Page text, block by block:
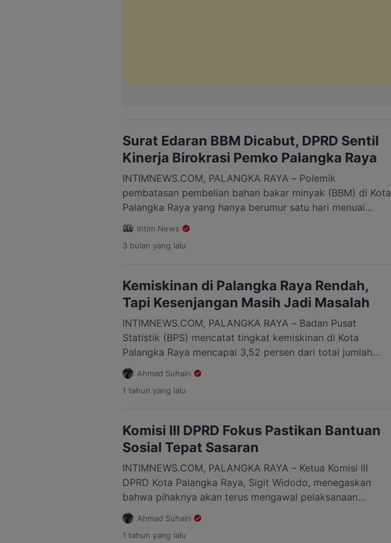
Surat Edaran BBM Dicabut, DPRD Sentil
Kinerja Birokrasi Pemko Palangka Raya
INTIMNEWS.COM, PALANGKA RAYA – Polemik
pembatasan pembelian bahan bakar minyak (BBM) di Kota
Palangka Raya yang hanya berumur satu hari menuai
sorotan dari legislatif daerah. Anggota Komisi II DPRD
Kota Palangka Raya, Noorkhalis Ridha, menilai peristiwa
tersebut menunjukkan adanya persoalan serius dalam tata
menyayangkan beredarnya Surat Edaran Nomor […]
Intim News
3 bulan yang lalu
Kemiskinan di Palangka Raya Rendah,
Tapi Kesenjangan Masih Jadi Masalah
INTIMNEWS.COM, PALANGKA RAYA – Badan Pusat
Statistik (BPS) mencatat tingkat kemiskinan di Kota
Palangka Raya mencapai 3,52 persen dari total jumlah
penduduk yang diperkirakan sebanyak 310,11 ribu jiwa.
Angka tersebut setara dengan sekitar 10,7 ribu warga
yang masih hidup di bawah garis kemiskinan dan
Meski jumlahnya relatif kecil dibanding […]
Ahmad Suhairi
1 tahun yang lalu
Komisi III DPRD Fokus Pastikan Bantuan
Sosial Tepat Sasaran
INTIMNEWS.COM, PALANGKA RAYA – Ketua Komisi III
DPRD Kota Palangka Raya, Sigit Widodo, menegaskan
bahwa pihaknya akan terus mengawal pelaksanaan
program penanggulangan kemiskinan yang dijalankan oleh
Pemerintah Kota Palangka Raya. Pernyataan ini
disampaikan Sigit sebagai bentuk komitmen lembaga
Ahmad Suhairi
1 tahun yang lalu